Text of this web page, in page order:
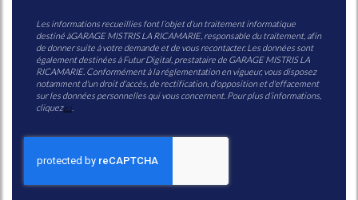
Les informations recueillies font l’objet d’un traitement informatique
destiné àGARAGE MISTRIS LA RICAMARIE, responsable du traitement, afin
de donner suite à votre demande et de vous recontacter. Les données sont
également destinées à Futur Digital, prestataire de GARAGE MISTRIS LA
RICAMARIE. Conformément à la réglementation en vigueur, vous disposez
notamment d'un droit d'accès, de rectification, d'opposition et d'effacement
sur les données personnelles qui vous concernent. Pour plus d’informations,
cliquezici.